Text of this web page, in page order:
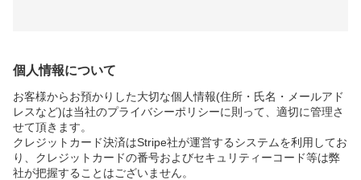
個人情報について
お客様からお預かりした大切な個人情報(住所・氏名・メールアド
レスなど)は当社のプライバシーポリシーに則って、適切に管理さ
せて頂きます。
クレジットカード決済はStripe社が運営するシステムを利用してお
り、クレジットカードの番号およびセキュリティーコード等は弊
社が把握することはございません。